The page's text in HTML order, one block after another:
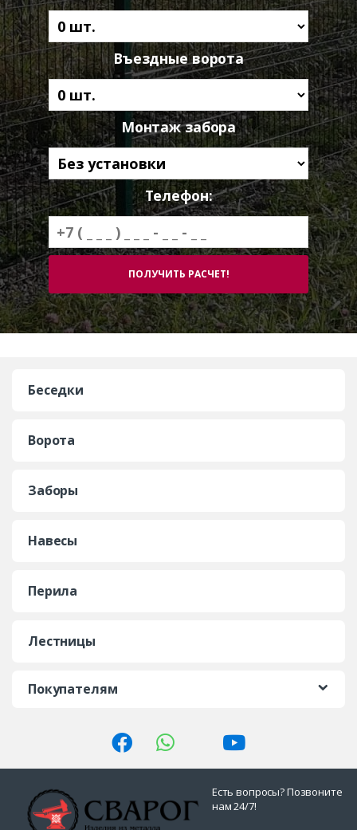
Въездные ворота
Монтаж забора
Телефон:
Беседки
Ворота
Заборы
Навесы
Перила
Лестницы
Покупателям
Есть вопросы? Позвоните
нам 24/7!